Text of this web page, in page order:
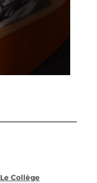
Le Collège